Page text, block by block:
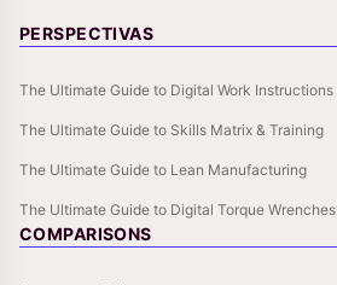
PERSPECTIVAS
The Ultimate Guide to Digital Work Instructions
The Ultimate Guide to Skills Matrix & Training
The Ultimate Guide to Lean Manufacturing
The Ultimate Guide to Digital Torque Wrenches
COMPARISONS